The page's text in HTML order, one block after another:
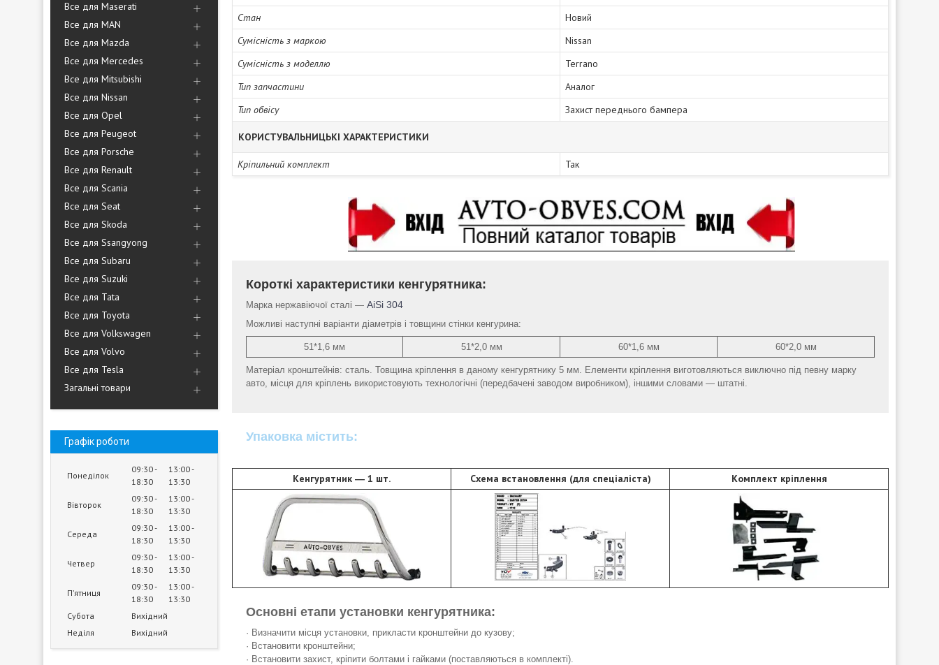
Все для Maserati
Все для MAN
Все для Mazda
Все для Mercedes
Все для Mitsubishi
Все для Nissan
Все для Opel
Все для Peugeot
Все для Porsche
Все для Renault
Все для Scania
Все для Seat
Все для Skoda
Все для Ssangyong
Все для Subaru
Все для Suzuki
Все для Tata
Все для Toyota
Все для Volkswagen
Все для Volvo
Все для Tesla
Загальні товари
Графік роботи
Понеділок
09:30
18:30
13:00
13:30
Вівторок
09:30
18:30
13:00
13:30
Середа
09:30
18:30
13:00
13:30
Четвер
09:30
18:30
13:00
13:30
Пʼятниця
09:30
18:30
13:00
13:30
Субота
Вихідний
Неділя
Вихідний
Стан
Новий
Сумісність з маркою
Nissan
Сумісність з моделлю
Terrano
Тип запчастини
Аналог
Тип обвісу
Захист переднього бампера
КОРИСТУВАЛЬНИЦЬКІ ХАРАКТЕРИСТИКИ
Кріпильний комплект Так
Короткі характеристики кенгурятника:
Марка нержавіючої сталі ― AiSi 304
Можливі наступні варіанти діаметрів і товщини стінки кенгурина:
51*1,6 мм 51*2,0 мм 60*1,6 мм 60*2,0 мм
Матеріал кронштейнів: сталь. Товщина кріплення в даному кенгурятнику 5 мм. Елементи кріплення виготовляються виключно під певну марку
авто, місця для кріплень використовують технологічні (передбачені заводом виробником), іншими словами ― штатні.
Упаковка містить:
Кенгурятник ― 1 шт. Схема встановлення (для спеціаліста) Комплект кріплення
Основні етапи установки кенгурятника:
· Визначити місця установки, прикласти кронштейни до кузову;
· Встановити кронштейни;
· Встановити захист, кріпити болтами і гайками (поставляються в комплекті).